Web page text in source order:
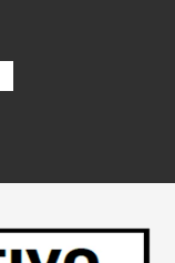
Redacción “El